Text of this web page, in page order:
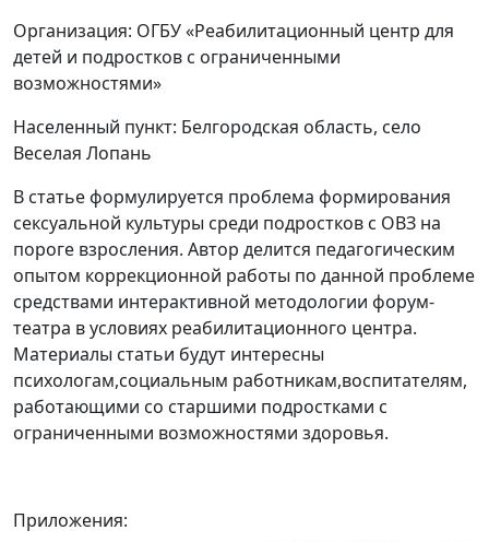
Организация: ОГБУ «Реабилитационный центр для
детей и подростков с ограниченными
возможностями»
Населенный пункт: Белгородская область, село
Веселая Лопань
В статье формулируется проблема формирования
сексуальной культуры среди подростков с ОВЗ на
пороге взросления. Автор делится педагогическим
опытом коррекционной работы по данной проблеме
средствами интерактивной методологии форум-
театра в условиях реабилитационного центра.
Материалы статьи будут интересны
психологам,социальным работникам,воспитателям,
работающими со старшими подростками с
ограниченными возможностями здоровья.
Приложения: